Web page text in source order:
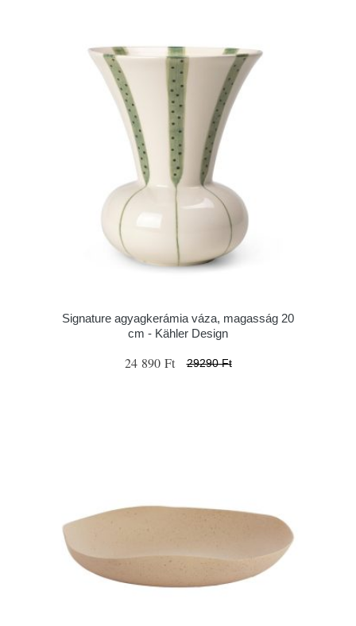
Signature agyagkerámia váza, magasság 20
cm - Kähler Design
24 890 Ft 29290 Ft